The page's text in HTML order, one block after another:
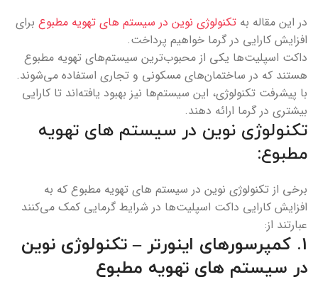
در این مقاله به تکنولوژی‌ نوین در سیستم های تهویه مطبوع برای
افزایش کارایی در گرما خواهیم پرداخت.
داکت اسپلیت‌ها یکی از محبوب‌ترین سیستم‌های تهویه مطبوع
هستند که در ساختمان‌های مسکونی و تجاری استفاده می‌شوند.
با پیشرفت تکنولوژی، این سیستم‌ها نیز بهبود یافته‌اند تا کارایی
بیشتری در گرما ارائه دهند.
تکنولوژی‌ نوین در سیستم های تهویه
مطبوع:
برخی از تکنولوژی‌ نوین در سیستم های تهویه مطبوع که به
افزایش کارایی داکت اسپلیت‌ها در شرایط گرمایی کمک می‌کنند
عبارتند از:
1. کمپرسورهای اینورتر – تکنولوژی‌ نوین
در سیستم های تهویه مطبوع